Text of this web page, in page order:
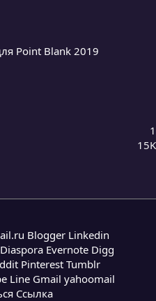
Point Blank 2019
1
15K
Blogger Linkedin
Diaspora Evernote Digg
Pinterest Tumblr
Line Gmail yahoomail
Ссылка